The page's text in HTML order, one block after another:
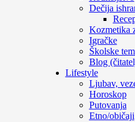
Dečija
Kozmetika
Igračke
Školske
Blog
Lifestyle
Ljubav,
Horoskop
Putovanja
Etno/običaji